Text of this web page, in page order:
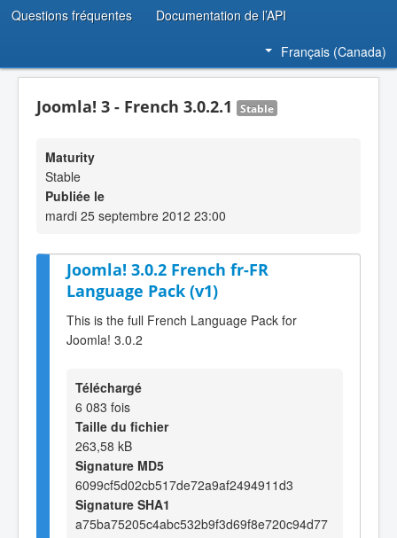
Questions fréquentes Documentation de l’API
Français (Canada)
Joomla! 3 - French 3.0.2.1 Stable
Maturity
Stable
Publiée le
mardi 25 septembre 2012 23:00
Joomla! 3.0.2 French fr-FR
Language Pack (v1)
This is the full French Language Pack for
Joomla! 3.0.2
Téléchargé
6 083 fois
Taille du fichier
263,58 kB
Signature MD5
6099cf5d02cb517de72a9af2494911d3
Signature SHA1
a75ba75205c4abc532b9f3d69f8e720c94d77